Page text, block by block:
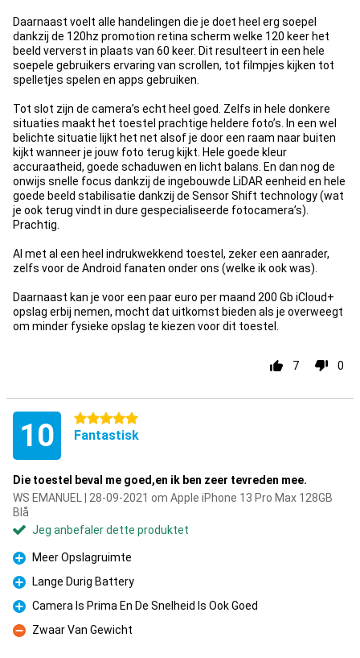
Daarnaast voelt alle handelingen die je doet heel erg soepel
dankzij de 120hz promotion retina scherm welke 120 keer het
beeld ververst in plaats van 60 keer. Dit resulteert in een hele
soepele gebruikers ervaring van scrollen, tot filmpjes kijken tot
spelletjes spelen en apps gebruiken.
Tot slot zijn de camera’s echt heel goed. Zelfs in hele donkere
situaties maakt het toestel prachtige heldere foto’s. In een wel
belichte situatie lijkt het net alsof je door een raam naar buiten
kijkt wanneer je jouw foto terug kijkt. Hele goede kleur
accuraatheid, goede schaduwen en licht balans. En dan nog de
onwijs snelle focus dankzij de ingebouwde LiDAR eenheid en hele
goede beeld stabilisatie dankzij de Sensor Shift technology (wat
je ook terug vindt in dure gespecialiseerde fotocamera’s).
Prachtig.
Al met al een heel indrukwekkend toestel, zeker een aanrader,
zelfs voor de Android fanaten onder ons (welke ik ook was).
Daarnaast kan je voor een paar euro per maand 200 Gb iCloud+
opslag erbij nemen, mocht dat uitkomst bieden als je overweegt
om minder fysieke opslag te kiezen voor dit toestel.
7 0
10 5 stjerner
Fantastisk
Die toestel beval me goed,en ik ben zeer tevreden mee.
WS EMANUEL | 28-09-2021 om Apple iPhone 13 Pro Max 128GB
Blå
Jeg anbefaler dette produktet
Fordel
Meer Opslagruimte
Fordel
Lange Durig Battery
Fordel
Camera Is Prima En De Snelheid Is Ook Goed
Ulempe
Zwaar Van Gewicht